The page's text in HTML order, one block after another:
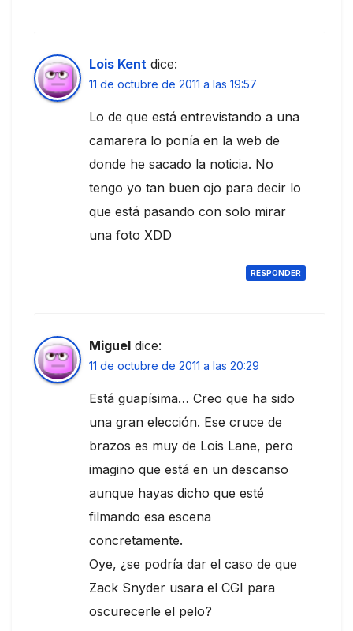
Lois Kent dice:
11 de octubre de 2011 a las 19:57
Lo de que está entrevistando a una
camarera lo ponía en la web de
donde he sacado la noticia. No
tengo yo tan buen ojo para decir lo
que está pasando con solo mirar
una foto XDD
RESPONDER
Miguel dice:
11 de octubre de 2011 a las 20:29
Está guapísima… Creo que ha sido
una gran elección. Ese cruce de
brazos es muy de Lois Lane, pero
imagino que está en un descanso
aunque hayas dicho que esté
filmando esa escena
concretamente.
Oye, ¿se podría dar el caso de que
Zack Snyder usara el CGI para
oscurecerle el pelo?